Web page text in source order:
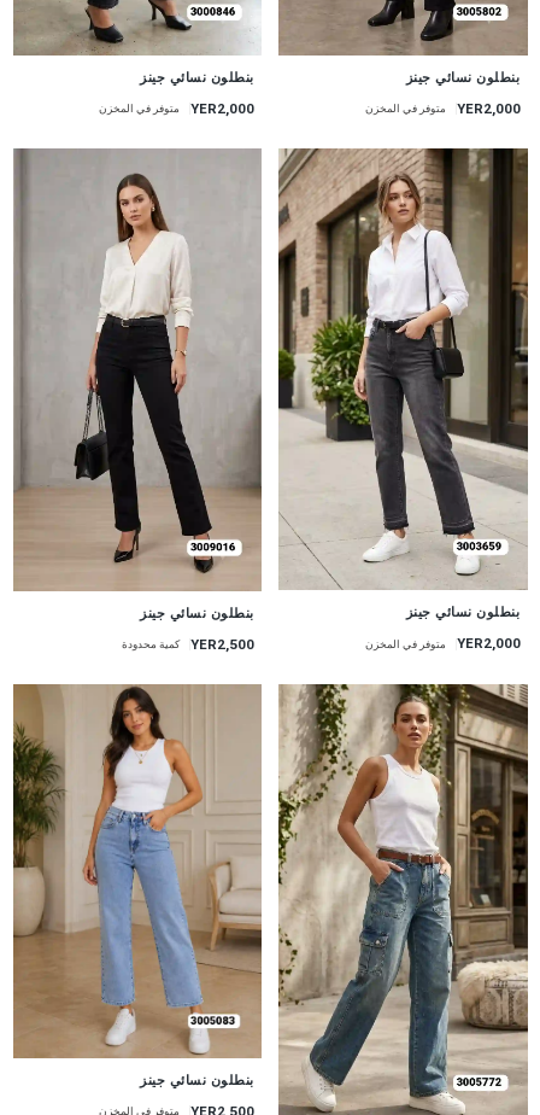
بنطلون نسائي جينز
YER2,000 متوفر في المخزن
بنطلون نسائي جينز
YER2,000 متوفر في المخزن
جديد
بنطلون نسائي جينز
YER2,000 متوفر في المخزن
بنطلون نسائي جينز
YER2,500 كمية محدودة
بنطلون نسائي جينز
YER2,500 متوفر في المخزن